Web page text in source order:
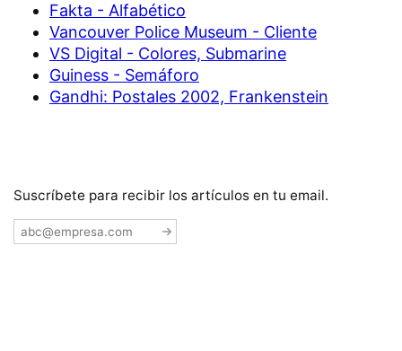
Fakta - Alfabético
Vancouver Police Museum - Cliente
VS Digital - Colores, Submarine
Guiness - Semáforo
Gandhi: Postales 2002, Frankenstein
Suscríbete para recibir los artículos en tu email.